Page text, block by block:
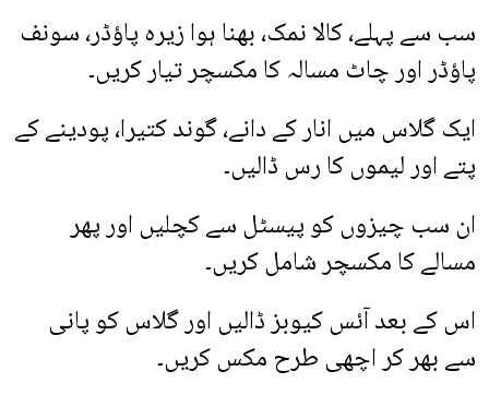
سب سے پہلے، کالا نمک، بھنا ہوا زیرہ پاؤڈر، سونف
پاؤڈر اور چاٹ مسالہ کا مکسچر تیار کریں۔
ایک گلاس میں انار کے دانے، گوند کتیرا، پودینے کے
پتے اور لیموں کا رس ڈالیں۔
ان سب چیزوں کو پیسٹل سے کچلیں اور پھر
مسالے کا مکسچر شامل کریں۔
اس کے بعد آئس کیوبز ڈالیں اور گلاس کو پانی
سے بھر کر اچھی طرح مکس کریں۔